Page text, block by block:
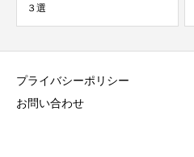
３選
プライバシーポリシー
お問い合わせ